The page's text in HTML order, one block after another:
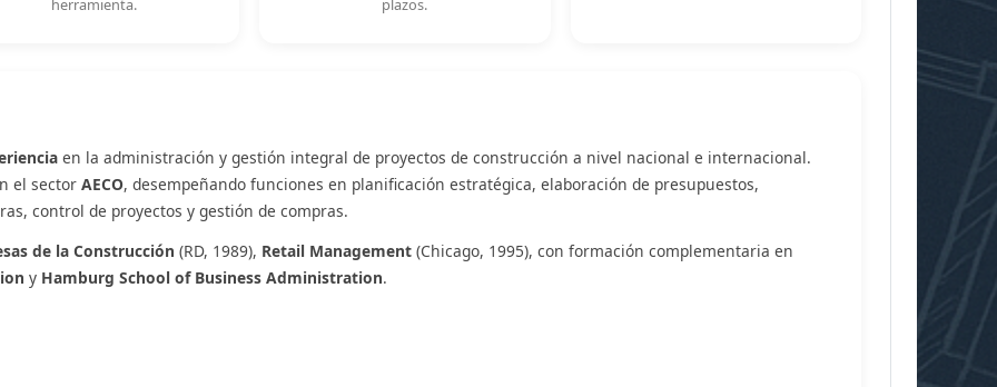
herramienta.
plazos.
en la administración y gestión integral de proyectos de construcción a nivel nacional e internacional.
el sector AECO, desempeñando funciones en planificación estratégica, elaboración de presupuestos,
control de proyectos y gestión de compras.
de la Construcción (RD, 1989), Retail Management (Chicago, 1995), con formación complementaria en
y Hamburg School of Business Administration.